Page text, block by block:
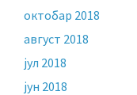
октобар 2018
август 2018
јул 2018
јун 2018